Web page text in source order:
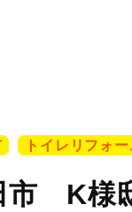
トイレリフォー
市 K様